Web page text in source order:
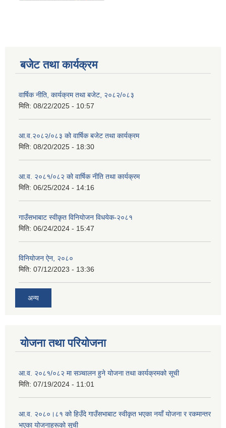
बजेट तथा कार्यक्रम
वार्षिक नीति, कार्यक्रम तथा बजेट, २०८२/०८३
मिति: 08/22/2025 - 10:57
आ.व.२०८२/०८३ को वार्षिक बजेट तथा कार्यक्रम
मिति: 08/20/2025 - 18:30
आ.व. २०८१/०८२ को वार्षिक नीति तथा कार्यक्रम
मिति: 06/25/2024 - 14:16
गाउँसभाबाट स्वीकृत विनियोजन विधयेक-२०८१
मिति: 06/24/2024 - 15:47
विनियोजन ऐन, २०८०
मिति: 07/12/2023 - 13:36
अन्य
योजना तथा परियोजना
आ.व. २०८१/०८२ मा सञ्चालन हुने योजना तथा कार्यक्रमको सूची
मिति: 07/19/2024 - 11:01
आ.व. २०८०।८१ को हिउँदे गाउँसभाबाट स्वीकृत भएका नयाँ योजना र रकमान्तर
भएका योजनाहरूको सूची